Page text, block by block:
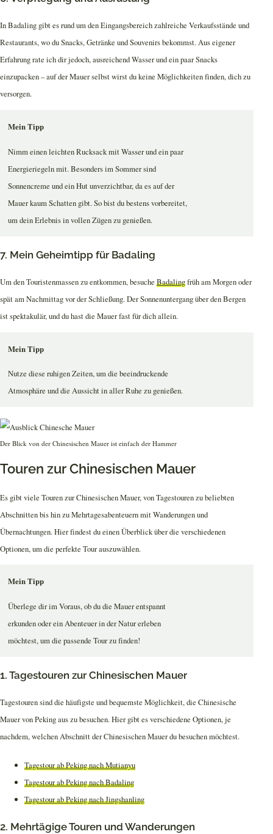
In Badaling gibt es rund um den Eingangsbereich zahlreiche Verkaufsstände und
Restaurants, wo du Snacks, Getränke und Souvenirs bekommst. Aus eigener
Erfahrung rate ich dir jedoch, ausreichend Wasser und ein paar Snacks
einzupacken – auf der Mauer selbst wirst du keine Möglichkeiten finden, dich zu
versorgen.
Mein Tipp
Nimm einen leichten Rucksack mit Wasser und ein paar
Energieriegeln mit. Besonders im Sommer sind
Sonnencreme und ein Hut unverzichtbar, da es auf der
Mauer kaum Schatten gibt. So bist du bestens vorbereitet,
um dein Erlebnis in vollen Zügen zu genießen.
7. Mein Geheimtipp für Badaling
Um den Touristenmassen zu entkommen, besuche Badalingfrüh am Morgen oder
spät am Nachmittag vor der Schließung. Der Sonnenuntergang über den Bergen
ist spektakulär, und du hast die Mauer fast für dich allein.
Mein Tipp
Nutze diese ruhigen Zeiten, um die beeindruckende
Atmosphäre und die Aussicht in aller Ruhe zu genießen.
Der Blick von der Chinesischen Mauer ist einfach der Hammer
Touren zur Chinesischen Mauer
Es gibt viele Touren zur Chinesischen Mauer, von Tagestouren zu beliebten
Abschnitten bis hin zu Mehrtagesabenteuern mit Wanderungen und
Übernachtungen. Hier findest du einen Überblick über die verschiedenen
Optionen, um die perfekte Tour auszuwählen.
Mein Tipp
Überlege dir im Voraus, ob du die Mauer entspannt
erkunden oder ein Abenteuer in der Natur erleben
möchtest, um die passende Tour zu finden!
1. Tagestouren zur Chinesischen Mauer
Tagestouren sind die häufigste und bequemste Möglichkeit, die Chinesische
Mauer von Peking aus zu besuchen. Hier gibt es verschiedene Optionen, je
nachdem, welchen Abschnitt der Chinesischen Mauer du besuchen möchtest.
Tagestour ab Peking nach Mutianyu
Tagestour ab Peking nach Badaling
Tagestour ab Peking nach Jingshanling
2. Mehrtägige Touren und Wanderungen